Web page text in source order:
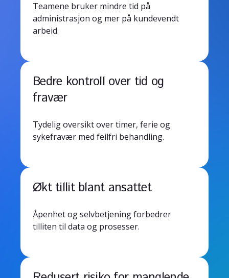
Teamene bruker mindre tid på
administrasjon og mer på kundevendt
arbeid.
Bedre kontroll over tid og
fravær
Tydelig oversikt over timer, ferie og
sykefravær med feilfri behandling.
Økt tillit blant ansattet
Åpenhet og selvbetjening forbedrer
tilliten til data og prosesser.